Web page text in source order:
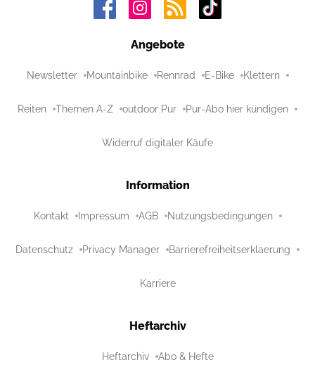
Angebote
Newsletter Mountainbike Rennrad E-Bike Klettern
Reiten Themen A-Z outdoor Pur Pur-Abo hier kündigen
Widerruf digitaler Käufe
Information
Kontakt Impressum AGB Nutzungsbedingungen
Datenschutz Privacy Manager Barrierefreiheitserklaerung
Karriere
Heftarchiv
Heftarchiv Abo & Hefte